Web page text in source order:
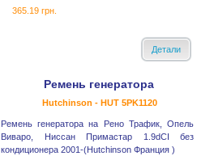
365.19 грн.
Детали
Ремень генератора
Hutchinson - HUT 5PK1120
Ремень генератора на Рено Трафик, Опель
Виваро, Ниссан Примастар 1.9dCI без
кондиционера 2001-(Hutchinson Франция )